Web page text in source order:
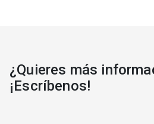
¿Quieres más
¡Escríbenos!